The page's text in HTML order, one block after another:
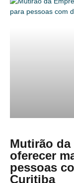
Mutirão
oferecer
pessoas
Curitiba